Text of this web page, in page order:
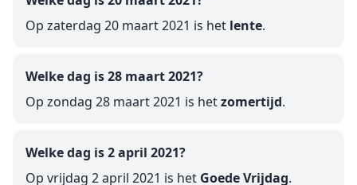
Op zaterdag 20 maart 2021 is het lente.
Welke dag is 28 maart 2021?
Op zondag 28 maart 2021 is hetzomertijd.
Welke dag is 2 april 2021?
Op vrijdag 2 april 2021 is het Goede Vrijdag.